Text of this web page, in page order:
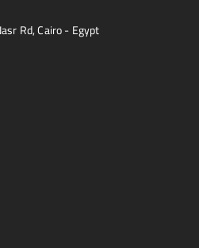
Rd, Cairo - Egypt